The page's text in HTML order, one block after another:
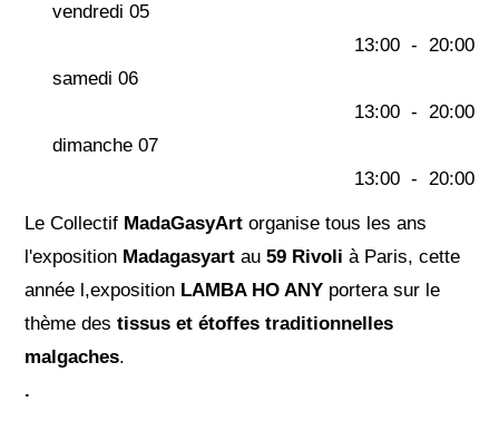
vendredi 05
13:00 - 20:00
samedi 06
13:00 - 20:00
dimanche 07
13:00 - 20:00
Le Collectif MadaGasyArt organise tous les ans
l'exposition Madagasyart au59 Rivoli à Paris, cette
année l,exposition LAMBA HO ANY portera sur le
thème destissus et étoffes traditionnelles
malgaches.
.